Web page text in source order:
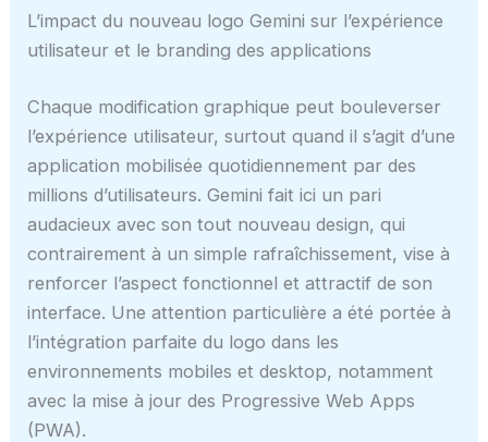
L’impact du nouveau logo Gemini sur l’expérience
utilisateur et le branding des applications
Chaque modification graphique peut bouleverser
l’expérience utilisateur, surtout quand il s’agit d’une
application mobilisée quotidiennement par des
millions d’utilisateurs. Gemini fait ici un pari
audacieux avec son tout nouveau design, qui
contrairement à un simple rafraîchissement, vise à
renforcer l’aspect fonctionnel et attractif de son
interface. Une attention particulière a été portée à
l’intégration parfaite du logo dans les
environnements mobiles et desktop, notamment
avec la mise à jour des Progressive Web Apps
(PWA).